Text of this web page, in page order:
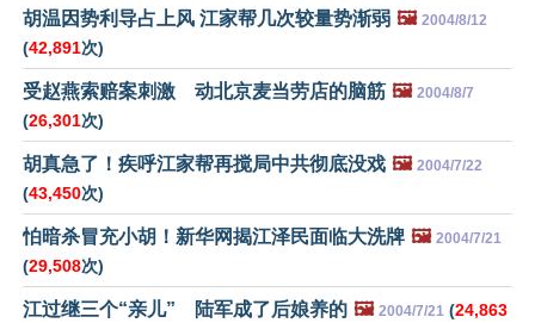
胡温因势利导占上风 江家帮几次较量势渐弱 🖼️ 2004/8/12
(42,891次)
受赵燕索赔案刺激 动北京麦当劳店的脑筋 🖼️ 2004/8/7
(26,301次)
胡真急了！疾呼江家帮再搅局中共彻底没戏 🖼️ 2004/7/22
(43,450次)
怕暗杀冒充小胡！新华网揭江泽民面临大洗牌 🖼️ 2004/7/21
(29,508次)
江过继三个“亲儿” 陆军成了后娘养的 🖼️ 2004/7/21 (24,863